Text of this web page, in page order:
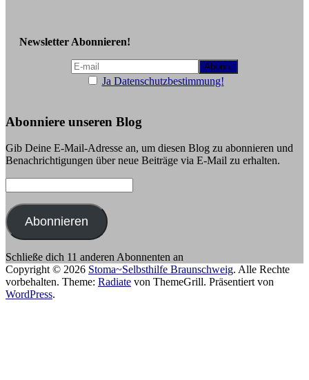
Newsletter Abonnieren!
Ja Datenschutzbestimmung!
Abonniere unseren Blog
Gib Deine E-Mail-Adresse an, um diesen Blog zu abonnieren und
Benachrichtigungen über neue Beiträge via E-Mail zu erhalten.
Mail-
Adresse:
Abonnieren
Schließe dich 11 anderen Abonnenten an
Copyright © 2026 Stoma~Selbsthilfe Braunschweig. Alle Rechte
vorbehalten. Theme: Radiate von ThemeGrill. Präsentiert von
WordPress.